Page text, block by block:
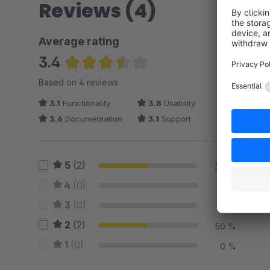
Reviews (4)
Average rating
3.4
Average rating of 3.38 out of 5 stars
Based on 4 reviews
3.1 Functionality 3.8 Usability
3.6 Documentation 3.1 Support
5 (2) 50 %
4 (0)
3 (0)
2 (2) 50 %
1 (0) 0 %